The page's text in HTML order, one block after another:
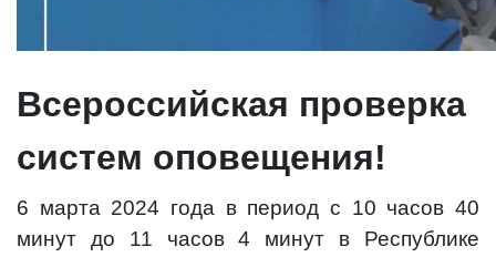
Всероссийская проверка
систем оповещения!
6 марта 2024 года в период с 10 часов 40
минут до 11 часов 4 минут в Республике